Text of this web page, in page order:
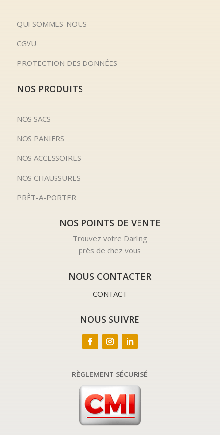
QUI SOMMES-NOUS
CGVU
PROTECTION DES DONNÉES
NOS PRODUITS
NOS SACS
NOS PANIERS
NOS ACCESSOIRES
NOS CHAUSSURES
PRÊT-A-PORTER
NOS POINTS DE VENTE
Trouvez votre Darling
près de chez vous
NOUS CONTACTER
CONTACT
NOUS SUIVRE
RÈGLEMENT SÉCURISÉ